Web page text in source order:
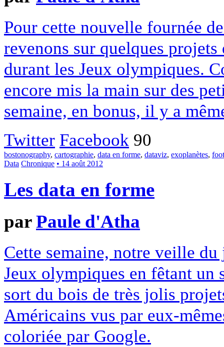
Pour cette nouvelle fournée
revenons sur quelques
durant les Jeux olympiques.
encore mis la main sur des
semaine, en bonus, il y a
Twitter Facebook 90
bostonography, cartographie, data en forme, dataviz, exoplanètes,
Data Chronique • 14 août 2012
Les data en forme
parPaule d'Atha
Cette semaine, notre veille
Jeux olympiques en fêtant un
sort du bois de très jolis
Américains vus par eux-
coloriée par Google.